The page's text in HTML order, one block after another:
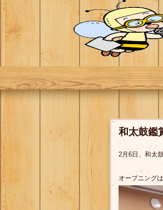
和太鼓鑑
2月6日、和太
オープニング